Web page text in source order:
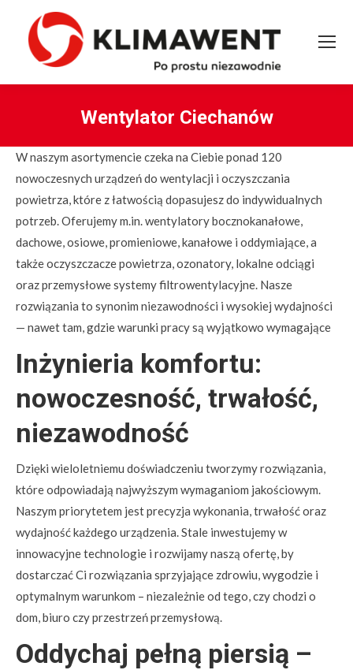
Wentylator Ciechanów
W naszym asortymencie czeka na Ciebie ponad 120
nowoczesnych urządzeń do wentylacji i oczyszczania
powietrza, które z łatwością dopasujesz do indywidualnych
potrzeb. Oferujemy m.in. wentylatory bocznokanałowe,
dachowe, osiowe, promieniowe, kanałowe i oddymiające, a
także oczyszczacze powietrza, ozonatory, lokalne odciągi
oraz przemysłowe systemy filtrowentylacyjne. Nasze
rozwiązania to synonim niezawodności i wysokiej wydajności
— nawet tam, gdzie warunki pracy są wyjątkowo wymagające
Inżynieria komfortu:
nowoczesność, trwałość,
niezawodność
Dzięki wieloletniemu doświadczeniu tworzymy rozwiązania,
które odpowiadają najwyższym wymaganiom jakościowym.
Naszym priorytetem jest precyzja wykonania, trwałość oraz
wydajność każdego urządzenia. Stale inwestujemy w
innowacyjne technologie i rozwijamy naszą ofertę, by
dostarczać Ci rozwiązania sprzyjające zdrowiu, wygodzie i
optymalnym warunkom – niezależnie od tego, czy chodzi o
dom, biuro czy przestrzeń przemysłową.
Oddychaj pełną piersią –